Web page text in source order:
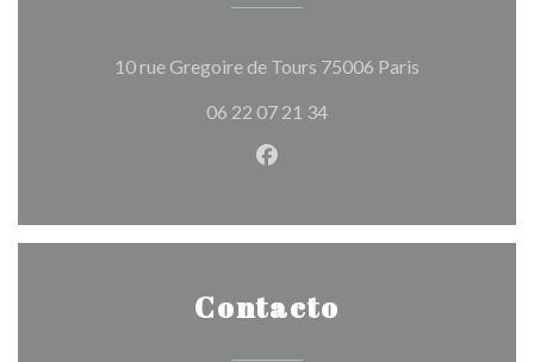
10 rue Gregoire de Tours 75006 Paris
06 22 07 21 34
Facebook ((abre en una
Contacto